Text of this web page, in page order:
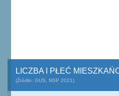
LICZBA I PŁEĆ
(Źródło: GUS, NSP 2021)